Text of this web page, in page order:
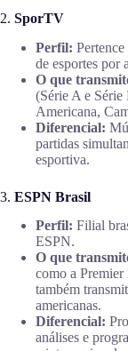
2. SporTV
Perfil:
de esportes por
O que
(Série A e
Americana,
Diferencial:
partidas
esportiva.
3. ESPN Brasil
Perfil: Filial
ESPN.
O que
como a
também
americanas.
Diferencial:
análises e